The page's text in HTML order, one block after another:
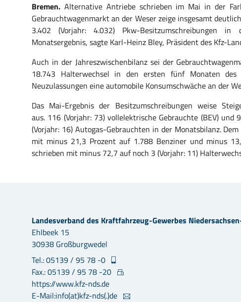
Bremen. Alternative Antriebe schrieben im Mai in der
Gebrauchtwagenmarkt an der Weser zeige insgesamt
3.402 (Vorjahr: 4.032) Pkw-Besitzumschreibungen in
Monatsergebnis, sagte Karl-Heinz Bley, Präsident des Kfz-
Auch in der Jahreszwischenbilanz sei der
18.743 Halterwechsel in den ersten fünf Monaten
Neuzulassungen eine automobile Konsumschwäche an der
Das Mai-Ergebnis der Besitzumschreibungen weise
aus. 116 (Vorjahr: 73) vollelektrische Gebrauchte (BEV)
(Vorjahr: 16) Autogas-Gebrauchten in der Monatsbilanz.
mit minus 21,3 Prozent auf 1.788 Benziner und minus
schrieben mit minus 72,7 auf noch 3 (Vorjahr: 11)
Landesverband des Kraftfahrzeug-Gewerbes
Ehlbeek 15
30938 Großburgwedel
Tel.: 05139 / 95 78 -0
Fax.: 05139 / 95 78 -20
https://www.kfz-nds.de
E-Mail:info(at)kfz-nds(.)de